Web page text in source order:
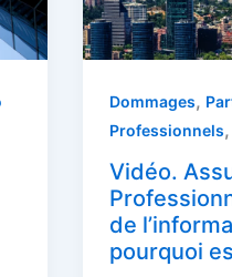
Dommages,
Professionnels,
Vidéo.
de
pourquoi